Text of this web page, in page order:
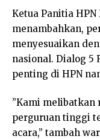
Ketua Panitia HPN
menambahkan,
menyesuaikan
nasional. Dialog 5
penting di HPN
”Kami melibatkan
perguruan tinggi
acara,” tambah